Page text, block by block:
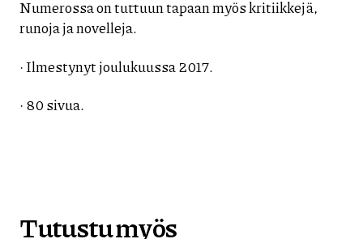
Numerossa on tuttuun tapaan myös kritiikkejä,
runoja ja novelleja.
· Ilmestynyt joulukuussa 2017.
· 80 sivua.
Tutustu myös